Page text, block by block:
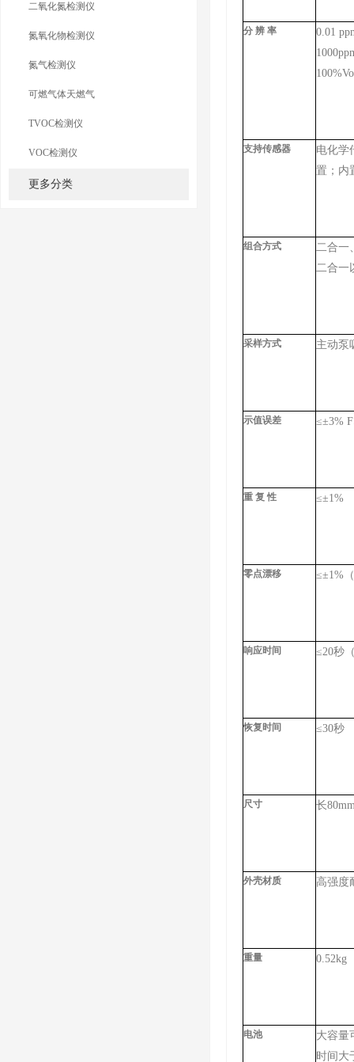
二氧化氮检测仪
氮氧化物检测仪
氮气检测仪
可燃气体天燃气
TVOC检测仪
VOC检测仪
更多分类
分 辨 率
0.01
100
支持传感器
电化学
置；内
组合方式
二合一
二合一
采样方式 主动泵
示值误差 ≤±3%
重 复 性 ≤±1%
零点漂移 ≤±1%
响应时间 ≤20秒
恢复时间 ≤30秒
尺寸 长
外壳材质 高强度
重量 0.52kg
电池
大容量
时间大